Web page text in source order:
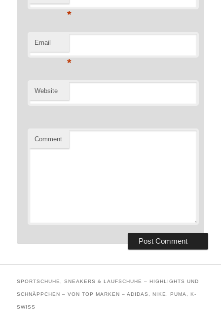
*
Email
*
Website
Comment
SPORTSCHUHE, SNEAKERS & LAUFSCHUHE – HIGHLIGHTS UND
SCHNÄPPCHEN – VON TOP MARKEN – ADIDAS, NIKE, PUMA, K-
SWISS